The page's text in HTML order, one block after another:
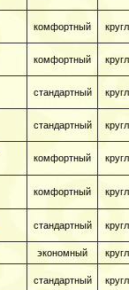
комфортный
комфортный
стандартный
стандартный
комфортный
комфортный
стандартный
экономный
стандартный